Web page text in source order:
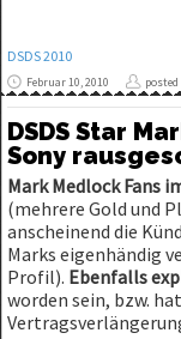
DSDS 2010
Februar 10, 2010 posted
DSDS Star
Sony
Mark Medlock Fans
(mehrere Gold und
anscheinend die
Marks eigenhändig
Profil). Ebenfalls
worden sein, bzw.